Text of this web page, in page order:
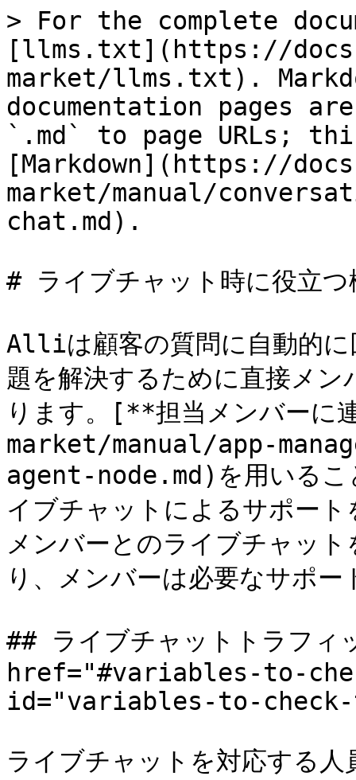
> For the complete
[llms.txt](https://
market/llms.txt).
documentation pages
`.md` to page URLs;
[Markdown](https://
market/manual/
chat.md).
# ライブチャット時に役立つ
Alliは顧客の質問に自動的に
題を解決するために直接メ
ります。[**担当メンバ
market/manual/app-
agent-node.md)を用いるこ
イブチャットによるサポー
メンバーとのライブチャッ
り、メンバーは必要なサポ
## ライブチャットトラフィ
href="#variables-to-
id="variables-to-
ライブチャットを対応する